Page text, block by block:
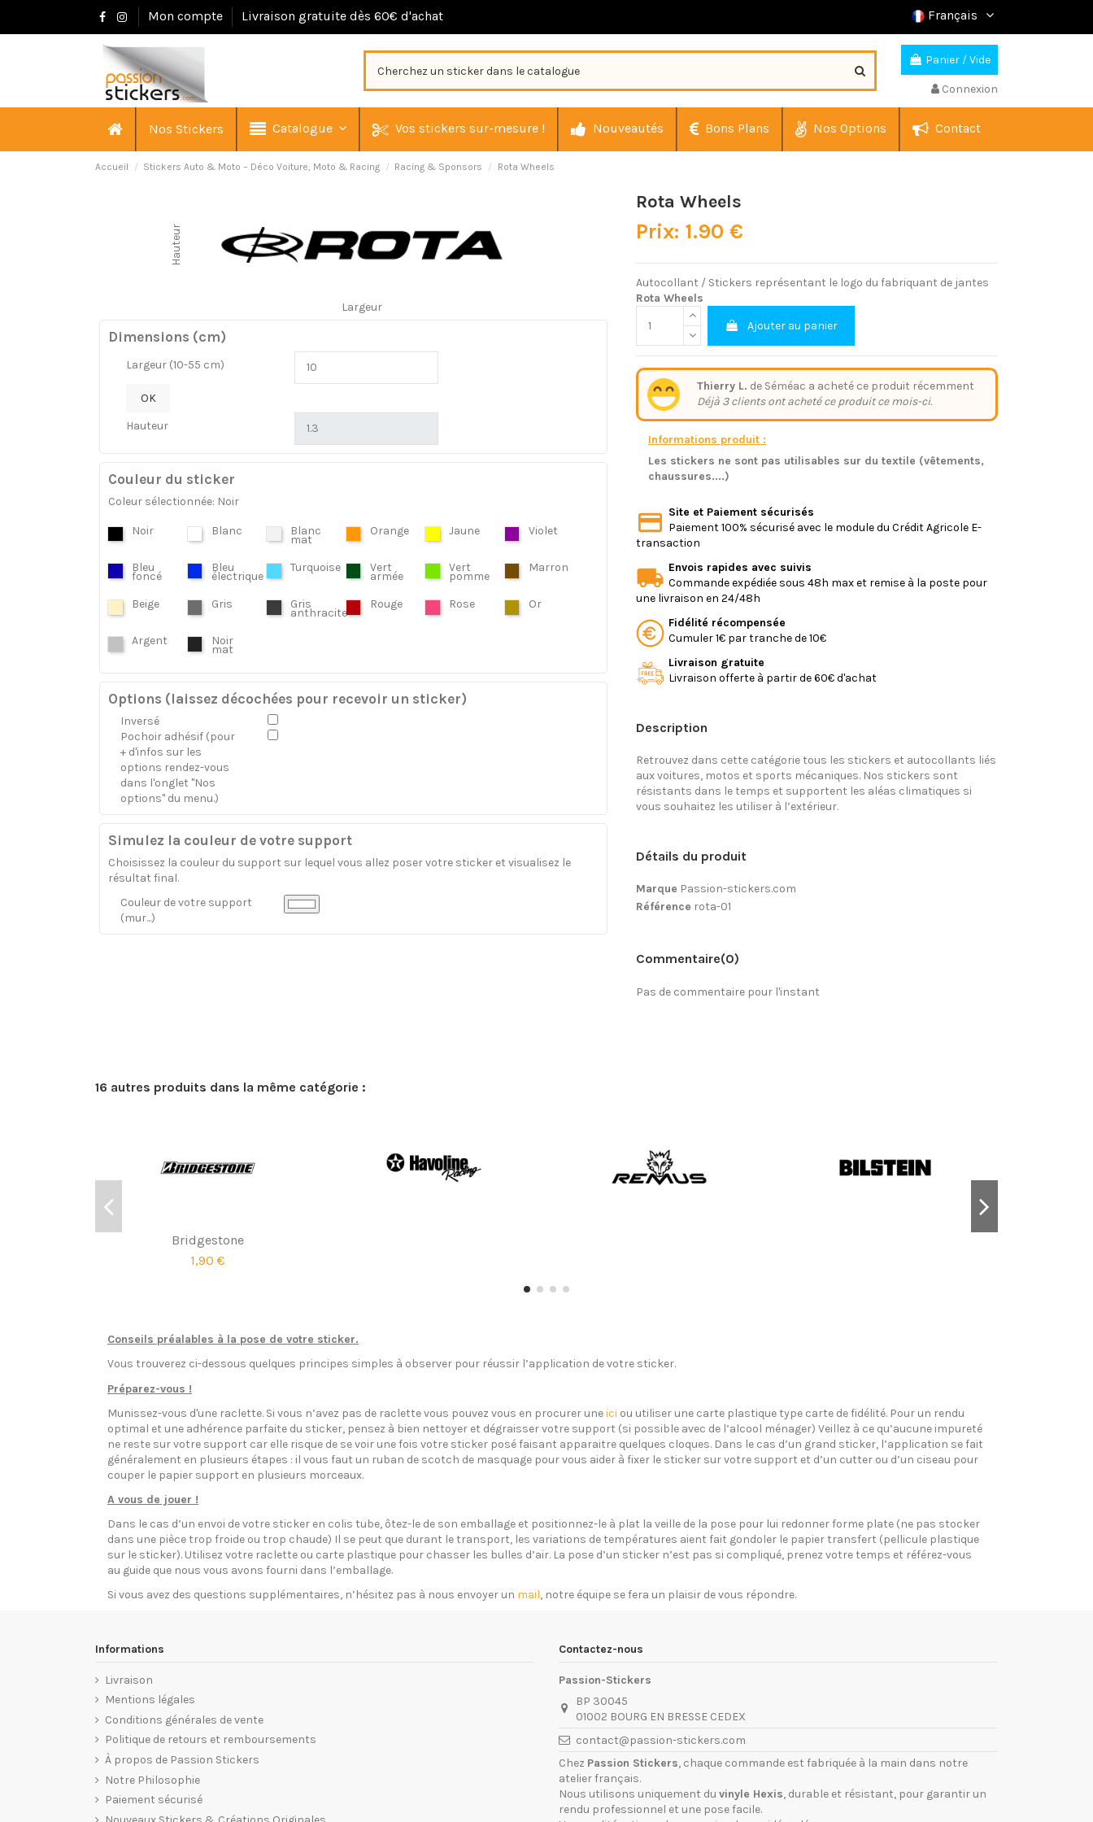
Mon compte Livraison gratuite dès 60€ d'achat Français
Panier /Vide
Connexion
Nos Stickers Catalogue Vos stickers sur-mesure ! Nouveautés Bons Plans Nos Options Contact
Accueil Stickers Auto & Moto – Déco Voiture, Moto & Racing Racing & Sponsors Rota Wheels
Hauteur
Largeur
Dimensions (cm)
Largeur (10-55 cm)
OK
Hauteur
Couleur du sticker
Coleur sélectionnée: Noir
Noir Blanc Blanc
mat
Orange Jaune Violet
Bleu
foncé
Bleu
électrique
Turquoise Vert
armée
Vert
pomme
Marron
Beige Gris Gris
anthracite
Rouge Rose Or
Argent Noir
mat
Options (laissez décochées pour recevoir un sticker)
Inversé
Pochoir adhésif (pour
+ d'infos sur les
options rendez-vous
dans l'onglet "Nos
options" du menu.)
Simulez la couleur de votre support
Choisissez la couleur du support sur lequel vous allez poser votre sticker et visualisez le
résultat final.
Couleur de votre support
(mur...)
Rota Wheels
Prix: 1.90 €
Autocollant / Stickers représentant le logo du fabriquant de jantes
Rota Wheels
Ajouter au panier
Thierry L. de Séméac a acheté ce produit récemment
Déjà 3 clients ont acheté ce produit ce mois-ci.
Informations produit :
Les stickers ne sont pas utilisables sur du textile (vêtements,
chaussures....)
Site et Paiement sécurisés
Paiement 100% sécurisé avec le module du Crédit Agricole E-
transaction
Envois rapides avec suivis
Commande expédiée sous 48h max et remise à la poste pour
une livraison en 24/48h
Fidélité récompensée
Cumuler 1€ par tranche de 10€
Livraison gratuite
Livraison offerte à partir de 60€ d'achat
Description
Retrouvez dans cette catégorie tous les stickers et autocollants liés
aux voitures, motos et sports mécaniques. Nos stickers sont
résistants dans le temps et supportent les aléas climatiques si
vous souhaitez les utiliser à l’extérieur.
Détails du produit
Marque Passion-stickers.com
Référence rota-01
Commentaire(0)
Pas de commentaire pour l'instant
16 autres produits dans la même catégorie :
Bridgestone
1,90 €
Conseils préalables à la pose de votre sticker.
Vous trouverez ci-dessous quelques principes simples à observer pour réussir l’application de votre sticker.
Préparez-vous !
Munissez-vous d'une raclette. Si vous n’avez pas de raclette vous pouvez vous en procurer uneici ou utiliser une carte plastique type carte de fidélité. Pour un rendu
optimal et une adhérence parfaite du sticker, pensez à bien nettoyer et dégraisser votre support (si possible avec de l’alcool ménager) Veillez à ce qu’aucune impureté
ne reste sur votre support car elle risque de se voir une fois votre sticker posé faisant apparaitre quelques cloques. Dans le cas d’un grand sticker, l’application se fait
généralement en plusieurs étapes : il vous faut un ruban de scotch de masquage pour vous aider à fixer le sticker sur votre support et d’un cutter ou d’un ciseau pour
couper le papier support en plusieurs morceaux.
A vous de jouer !
Dans le cas d’un envoi de votre sticker en colis tube, ôtez-le de son emballage et positionnez-le à plat la veille de la pose pour lui redonner forme plate (ne pas stocker
dans une pièce trop froide ou trop chaude) Il se peut que durant le transport, les variations de températures aient fait gondoler le papier transfert (pellicule plastique
sur le sticker). Utilisez votre raclette ou carte plastique pour chasser les bulles d’air. La pose d’un sticker n’est pas si compliqué, prenez votre temps et référez-vous
au guide que nous vous avons fourni dans l’emballage.
Si vous avez des questions supplémentaires, n’hésitez pas à nous envoyer un mail, notre équipe se fera un plaisir de vous répondre.
Informations
Livraison
Mentions légales
Conditions générales de vente
Politique de retours et remboursements
À propos de Passion Stickers
Notre Philosophie
Paiement sécurisé
Contactez-nous
Passion-Stickers
BP 30045
01002 BOURG EN BRESSE CEDEX
contact@passion-stickers.com
Chez Passion Stickers, chaque commande est fabriquée à la main dans notre
atelier français.
Nous utilisons uniquement du vinyle Hexis, durable et résistant, pour garantir un
rendu professionnel et une pose facile.